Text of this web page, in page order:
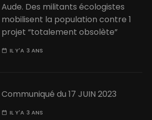
Aude. Des militants écologistes
mobilisent la population contre 1
projet “totalement obsolète”
IL Y'A 3 ANS
Communiqué du 17 JUIN 2023
IL Y'A 3 ANS